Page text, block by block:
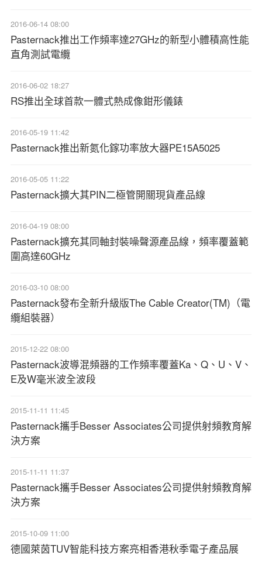
2016-06-14 08:00
Pasternack推出工作頻率達27GHz的新型小體積高性能
直角測試電纜
2016-06-02 18:27
RS推出全球首款一體式熱成像鉗形儀錶
2016-05-19 11:42
Pasternack推出新氮化鎵功率放大器PE15A5025
2016-05-05 11:22
Pasternack擴大其PIN二極管開關現貨產品線
2016-04-19 08:00
Pasternack擴充其同軸封裝噪聲源產品線，頻率覆蓋範
圍高達60GHz
2016-03-10 08:00
Pasternack發布全新升級版The Cable Creator(TM)（電
纜組裝器）
2015-12-22 08:00
Pasternack波導混頻器的工作頻率覆蓋Ka、Q、U、V、
E及W毫米波全波段
2015-11-11 11:45
Pasternack攜手Besser Associates公司提供射頻教育解
決方案
2015-11-11 11:37
Pasternack攜手Besser Associates公司提供射頻教育解
決方案
2015-10-09 11:00
德國萊茵TUV智能科技方案亮相香港秋季電子產品展